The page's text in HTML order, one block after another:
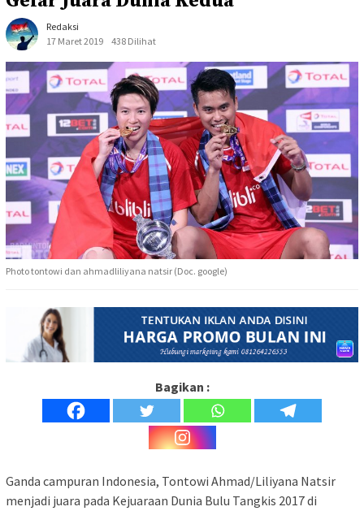
Redaksi
17 Maret 2019
438 Dilihat
Photo tontowi dan ahmadliliyana natsir (Doc. google)
Bagikan :
Ganda campuran Indonesia, Tontowi Ahmad/Liliyana Natsir
menjadi juara pada Kejuaraan Dunia Bulu Tangkis 2017 di